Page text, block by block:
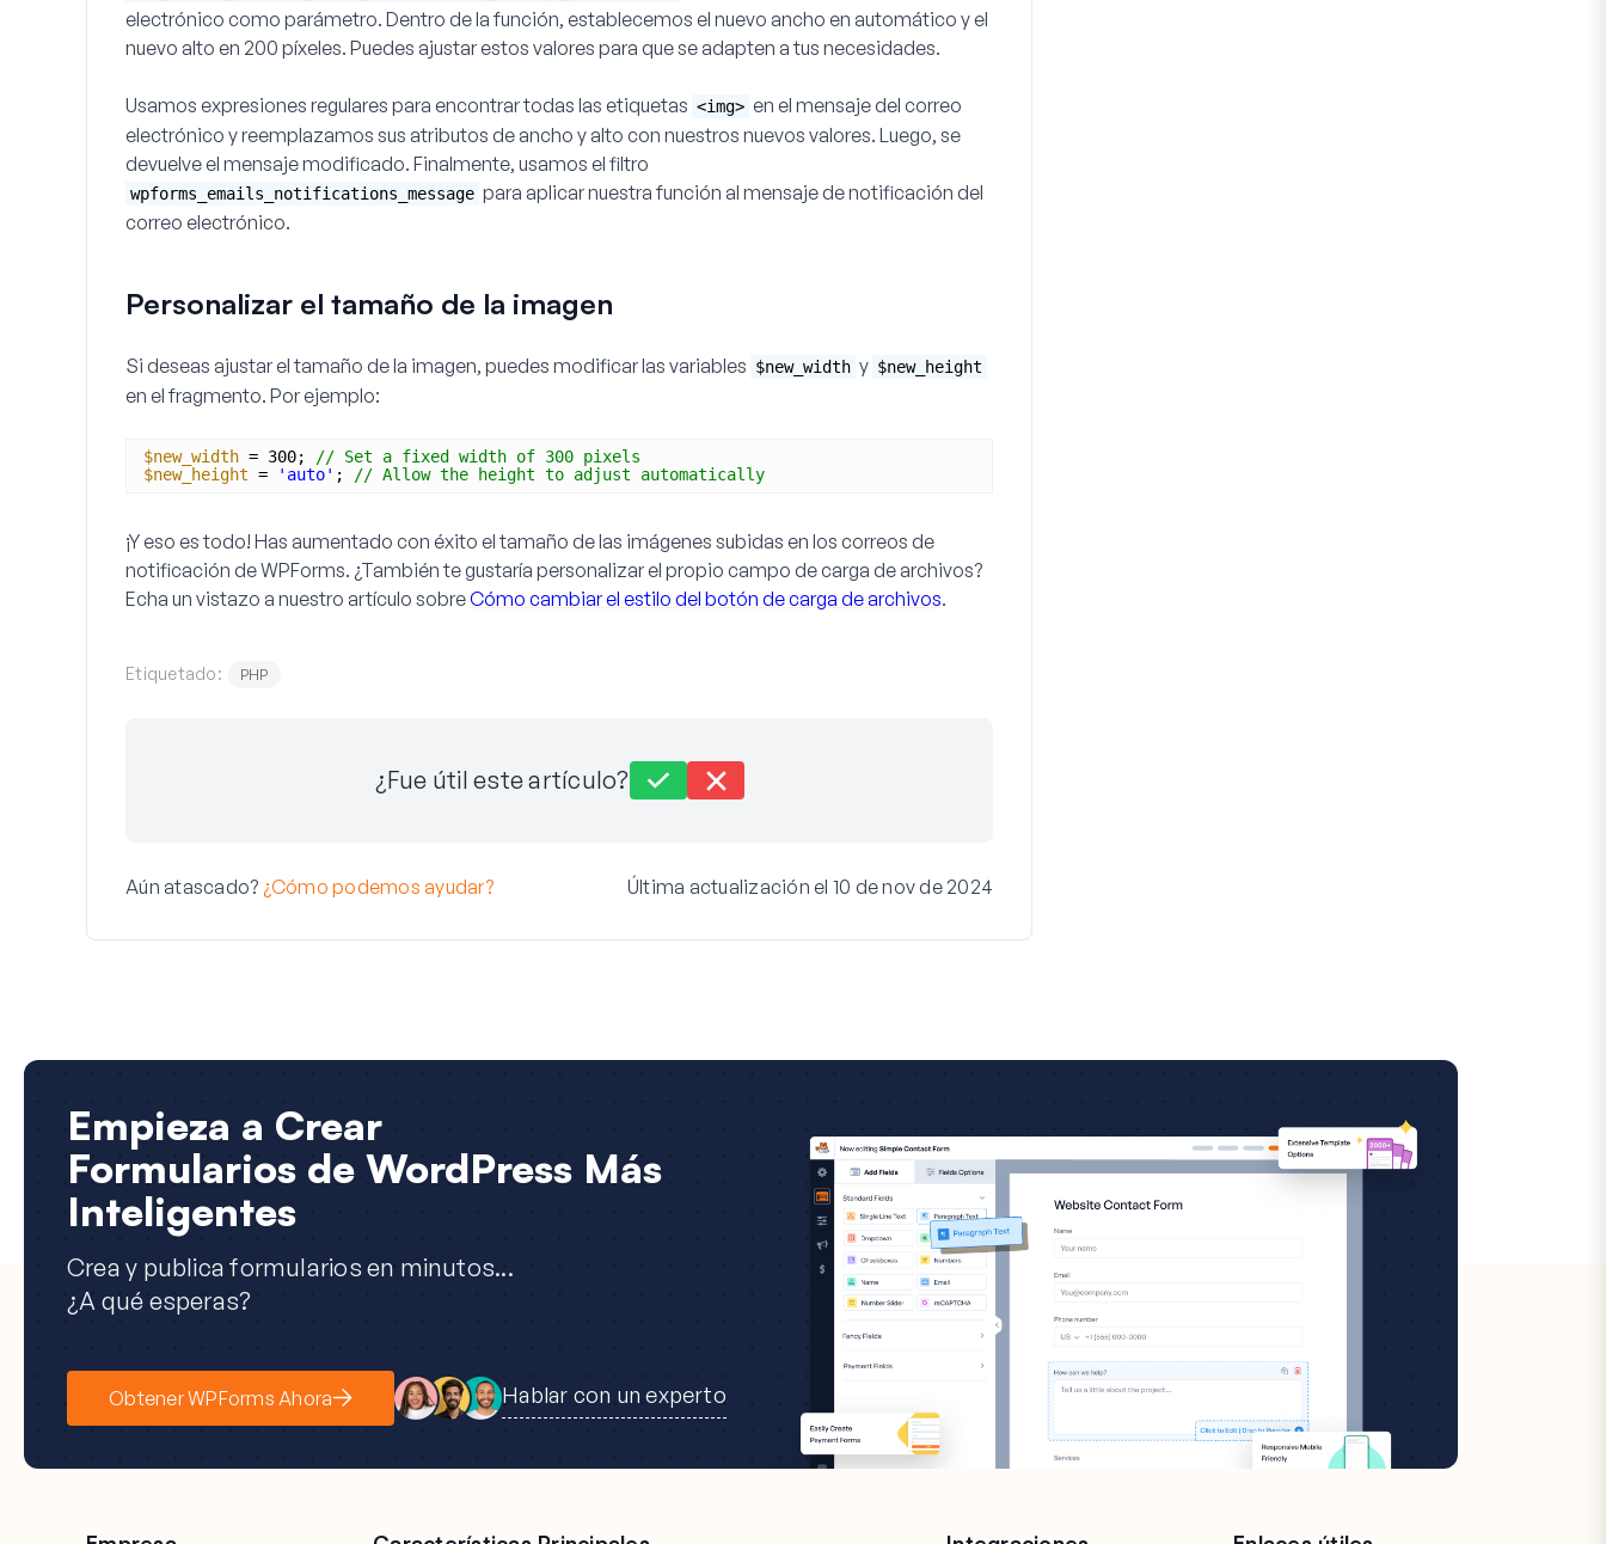
electrónico como parámetro. Dentro de la función, establecemos el nuevo ancho en automático y el
nuevo alto en 200 píxeles. Puedes ajustar estos valores para que se adapten a tus necesidades.
Usamos expresiones regulares para encontrar todas las etiquetas <img> en el mensaje del correo
electrónico y reemplazamos sus atributos de ancho y alto con nuestros nuevos valores. Luego, se
devuelve el mensaje modificado. Finalmente, usamos el filtro
wpforms_emails_notifications_message para aplicar nuestra función al mensaje de notificación del
correo electrónico.
Personalizar el tamaño de la imagen
Si deseas ajustar el tamaño de la imagen, puedes modificar las variables $new_width y $new_height
en el fragmento. Por ejemplo:
$new_width = 300;
// Set a fixed width of 300 pixels
$new_height = 'auto' ; // Allow the height to adjust automatically
¡Y eso es todo! Has aumentado con éxito el tamaño de las imágenes subidas en los correos de
notificación de WPForms. ¿También te gustaría personalizar el propio campo de carga de archivos?
Echa un vistazo a nuestro artículo sobreCómo cambiar el estilo del botón de carga de archivos.
Etiquetado: PHP
¿Fue útil este artículo?
Aún atascado? ¿Cómo podemos ayudar? Última actualización el 10 de nov de 2024
Empieza a Crear
Formularios de WordPress Más
Inteligentes
Crea y publica formularios en minutos...
¿A qué esperas?
Obtener WPForms Ahora Hablar con un experto